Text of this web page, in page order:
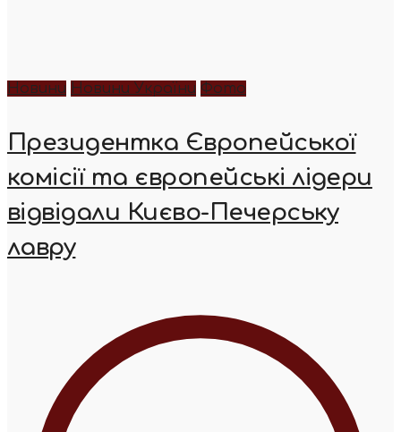
Новини Новини України Фото
Президентка Європейської
комісії та європейські лідери
відвідали Києво-Печерську
лавру